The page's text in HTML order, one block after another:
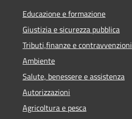
Educazione e formazione
Giustizia e sicurezza pubblica
Tributi,finanze e contravvenzioni
Ambiente
Salute, benessere e assistenza
Autorizzazioni
Agricoltura e pesca